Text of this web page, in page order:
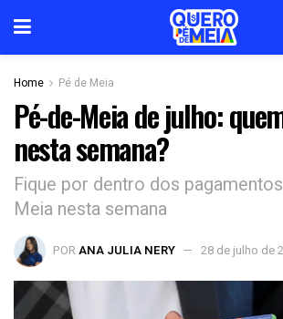
Home Pé de Meia
Pé-de-Meia de julho:
nesta semana?
Fique por dentro dos
Meia nesta semana
POR ANA JULIA NERY 28 de julho de